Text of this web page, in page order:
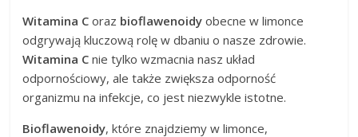
Witamina C oraz bioflawenoidy obecne w limonce
odgrywają kluczową rolę w dbaniu o nasze zdrowie.
Witamina C nie tylko wzmacnia nasz układ
odpornościowy, ale także zwiększa odporność
organizmu na infekcje, co jest niezwykle istotne.
Bioflawenoidy, które znajdziemy w limonce,